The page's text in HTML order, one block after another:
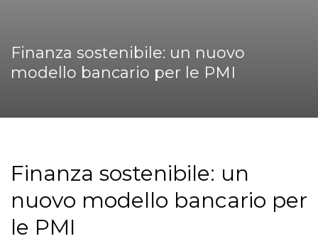
Finanza sostenibile: un nuovo
modello bancario per le PMI
Finanza sostenibile: un
nuovo modello bancario per
le PMI